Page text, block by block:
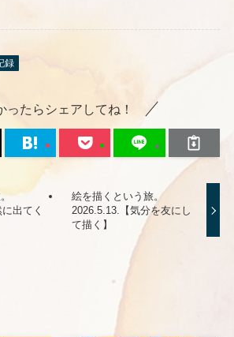
録
ったらシェアしてね！
出てく
絵を描くという旅。
2026.5.13.【気分を友にし
て描く】